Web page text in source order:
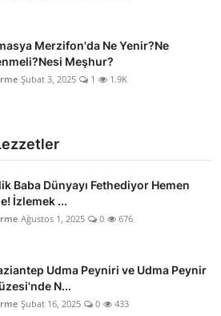
Merzifon'da Ne Yenir?Ne
Meşhur?
Şubat 3, 2025 1 1.9K
Baba Dünyayı Fethediyor Hemen
İzlemek ...
Ağustos 1, 2025 0 676
Udma Peyniri ve Udma Peynir
N...
Şubat 16, 2025 0 433